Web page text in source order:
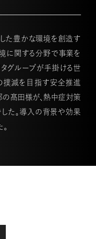
した豊かな環境を創造す
に関する分野で事業を
グループが手掛ける世
滅を目指す安全推進
の髙田様が、熱中症対策
た。導入の背景や効果